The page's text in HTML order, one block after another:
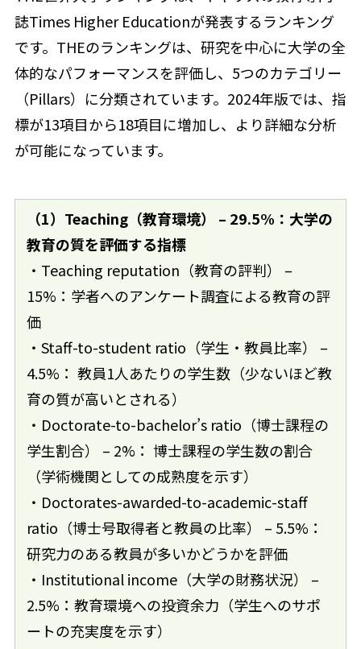
誌Times Higher Educationが発表するランキング
です。THEのランキングは、研究を中心に大学の全
体的なパフォーマンスを評価し、5つのカテゴリー
（Pillars）に分類されています。2024年版では、指
標が13項目から18項目に増加し、より詳細な分析
が可能になっています。
（1）Teaching（教育環境） – 29.5%：大学の
教育の質を評価する指標
・Teaching reputation（教育の評判） –
15%：学者へのアンケート調査による教育の評
価
・Staff-to-student ratio（学生・教員比率） –
4.5%： 教員1人あたりの学生数（少ないほど教
育の質が高いとされる）
・Doctorate-to-bachelor’s ratio（博士課程の
学生割合） – 2%： 博士課程の学生数の割合
（学術機関としての成熟度を示す）
・Doctorates-awarded-to-academic-staff
ratio（博士号取得者と教員の比率） – 5.5%：
研究力のある教員が多いかどうかを評価
・Institutional income（大学の財務状況） –
2.5%：教育環境への投資余力（学生へのサポ
ートの充実度を示す）